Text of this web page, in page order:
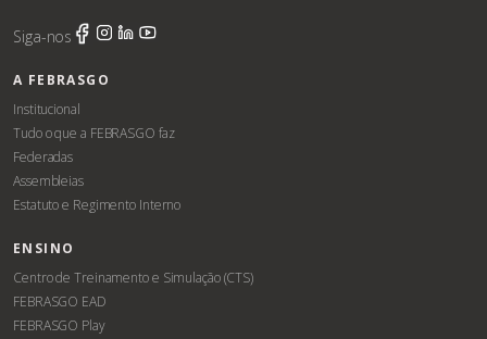
Siga-nos
A FEBRASGO
Institucional
Tudo o que a FEBRASGO faz
Federadas
Assembleias
Estatuto e Regimento Interno
ENSINO
Centro de Treinamento e Simulação (CTS)
FEBRASGO EAD
FEBRASGO Play